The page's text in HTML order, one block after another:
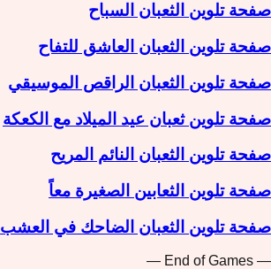
صفحة تلوين الثعبان السباح
صفحة تلوين الثعبان العاشق للتفاح
صفحة تلوين الثعبان الراقص الموسيقي
صفحة تلوين ثعبان عيد الميلاد مع الكعكة
صفحة تلوين الثعبان النائم المريح
صفحة تلوين الثعابين الصغيرة معاً
صفحة تلوين الثعبان الضاحك في العشب
— End of Games —